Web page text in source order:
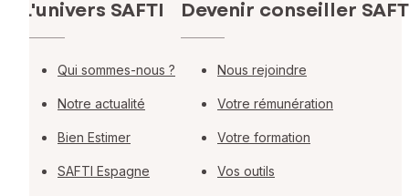
L'univers SAFTI
Qui sommes-nous ?
Notre actualité
Bien Estimer
SAFTI Espagne
Devenir conseiller
Nous rejoindre
Votre rémunération
Votre formation
Vos outils